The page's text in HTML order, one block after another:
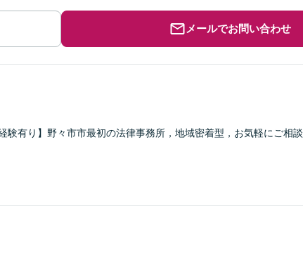
メールでお問い合わせ
験有り】野々市市最初の法律事務所，地域密着型，お気軽にご相談